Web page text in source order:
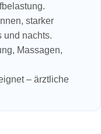
starker
und nachts.
Massagen,
– ärztliche